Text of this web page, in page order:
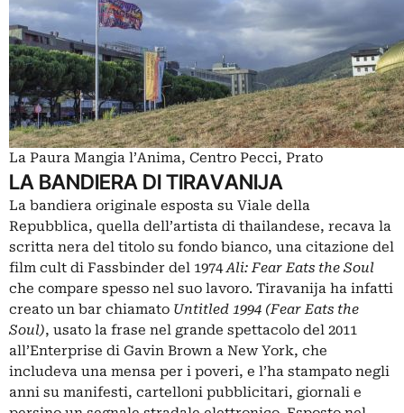
La Paura Mangia l’Anima, Centro Pecci, Prato
LA BANDIERA DI TIRAVANIJA
La bandiera originale esposta su Viale della
Repubblica, quella dell’artista di thailandese, recava la
scritta nera del titolo su fondo bianco, una citazione del
film cult di Fassbinder del 1974Ali: Fear Eats the Soul
che compare spesso nel suo lavoro. Tiravanija ha infatti
creato un bar chiamato Untitled 1994 (Fear Eats the
Soul), usato la frase nel grande spettacolo del 2011
all’Enterprise di Gavin Brown a New York, che
includeva una mensa per i poveri, e l’ha stampato negli
anni su manifesti, cartelloni pubblicitari, giornali e